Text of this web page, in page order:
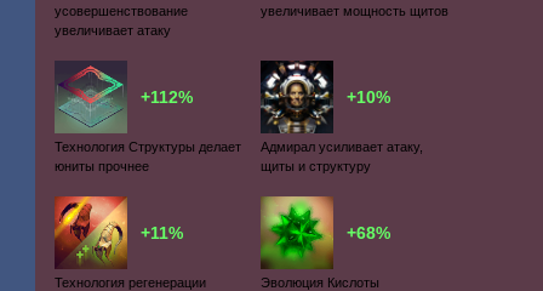
усовершенствование
увеличивает атаку
увеличивает мощность щитов
+112%
Технология Структуры делает
юниты прочнее
+10%
Адмирал усиливает атаку,
щиты и структуру
+11%
Технология регенерации
+68%
Эволюция Кислоты